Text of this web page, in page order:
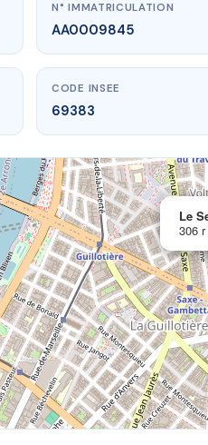
www.vme.plus/AA0009845
Le Sereno
306 r duguesclin69003 Lyon
N° IMMATRICULATION
AA0009845
CODE INSEE
69383
Le
306